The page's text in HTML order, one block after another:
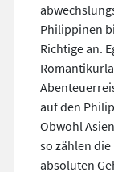
Philippinen
Richtige an.
auf den
Obwohl
so zählen
absoluten